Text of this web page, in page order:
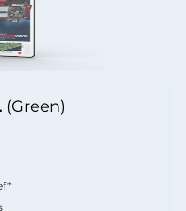
(Green)